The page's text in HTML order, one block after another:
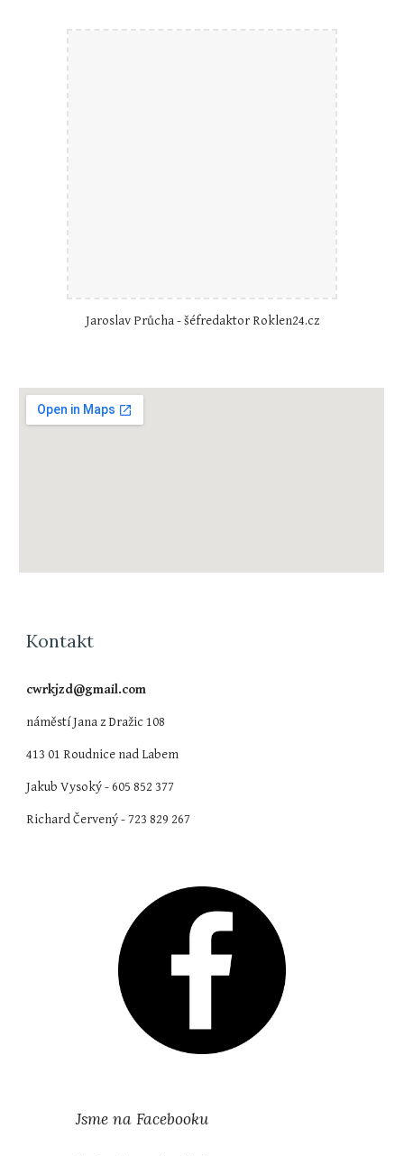
Jaroslav Průcha - šéfredaktor Roklen24.cz
Kontakt
cwrkjzd@gmail.com
náměstí Jana z Dražic 108
413 01 Roudnice nad Labem
Jakub Vysoký - 605 852 377
Richard Červený - 723 829 267
Jsme na Facebooku